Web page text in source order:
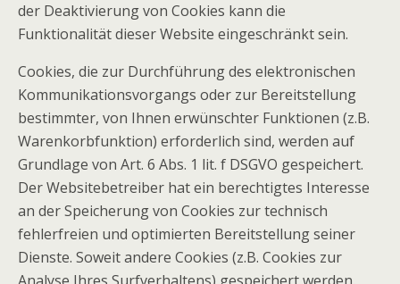
der Deaktivierung von Cookies kann die
Funktionalität dieser Website eingeschränkt sein.
Cookies, die zur Durchführung des elektronischen
Kommunikationsvorgangs oder zur Bereitstellung
bestimmter, von Ihnen erwünschter Funktionen (z.B.
Warenkorbfunktion) erforderlich sind, werden auf
Grundlage von Art. 6 Abs. 1 lit. f DSGVO gespeichert.
Der Websitebetreiber hat ein berechtigtes Interesse
an der Speicherung von Cookies zur technisch
fehlerfreien und optimierten Bereitstellung seiner
Dienste. Soweit andere Cookies (z.B. Cookies zur